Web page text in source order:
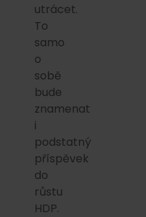
utrácet.
To
samo
o
sobě
bude
znamenat
i
podstatný
příspěvek
do
růstu
HDP.